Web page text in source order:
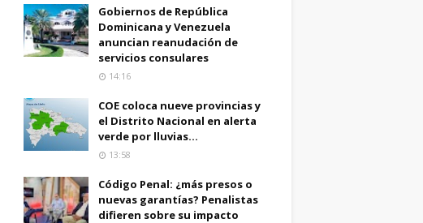
Gobiernos de República
Dominicana y Venezuela
anuncian reanudación de
servicios consulares
14:16
COE coloca nueve provincias y
el Distrito Nacional en alerta
verde por lluvias...
13:58
Código Penal: ¿más presos o
nuevas garantías? Penalistas
difieren sobre su impacto